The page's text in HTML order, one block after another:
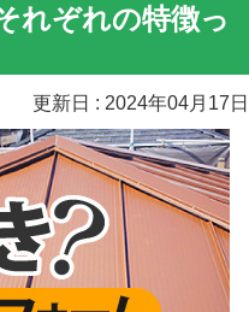
れぞれの特徴っ
更新日 : 2024年04月17日